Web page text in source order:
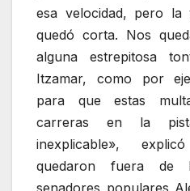
esa velocidad, pero la
quedó corta. Nos
alguna estrepitosa
Itzamar, como por
para que estas
carreras en la
inexplicable»,
quedaron fuera de
senadores populares